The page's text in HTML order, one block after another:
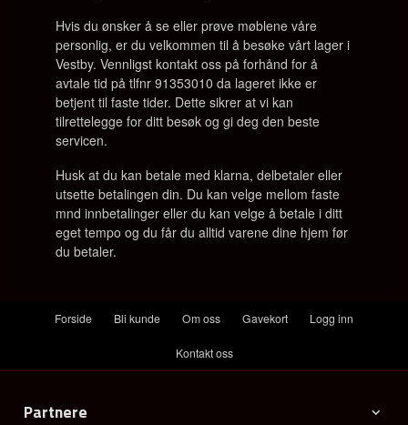
Hvis du ønsker å se eller prøve møblene våre
personlig, er du velkommen til å besøke vårt lager i
Vestby. Vennligst kontakt oss på forhånd for å
avtale tid på tlfnr 91353010 da lageret ikke er
betjent til faste tider. Dette sikrer at vi kan
tilrettelegge for ditt besøk og gi deg den beste
servicen.
Husk at du kan betale med klarna, delbetaler eller
utsette betalingen din. Du kan velge mellom faste
mnd innbetalinger eller du kan velge å betale i ditt
eget tempo og du får du alltid varene dine hjem før
du betaler.
Forside Bli kunde Om oss Gavekort Logg inn
Kontakt oss
Partnere